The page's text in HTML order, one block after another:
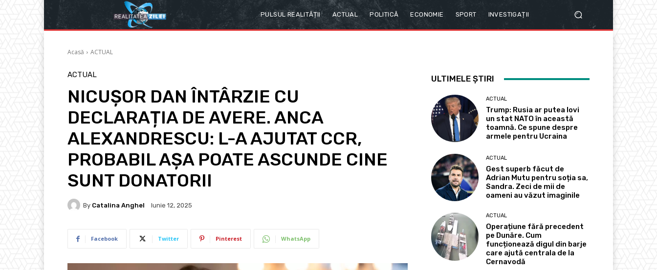
PULSUL REALITĂȚII ACTUAL POLITICĂ ECONOMIE SPORT INVESTIGAȚII
Acasă ACTUAL
ACTUAL
NICUȘOR DAN ÎNTÂRZIE CU
DECLARAȚIA DE AVERE. ANCA
ALEXANDRESCU: L-A AJUTAT CCR,
PROBABIL AȘA POATE ASCUNDE CINE
SUNT DONATORII
By Catalina Anghel Iunie 12, 2025
Facebook Twitter Pinterest WhatsApp
ULTIMELE ȘTIRI
ACTUAL
Trump: Rusia ar putea lovi
un stat NATO în această
toamnă. Ce spune despre
armele pentru Ucraina
ACTUAL
Gest superb făcut de
Adrian Mutu pentru soția sa,
Sandra. Zeci de mii de
oameni au văzut imaginile
ACTUAL
Operațiune fără precedent
pe Dunăre. Cum
funcționează digul din barje
care ajută centrala de la
Cernavodă